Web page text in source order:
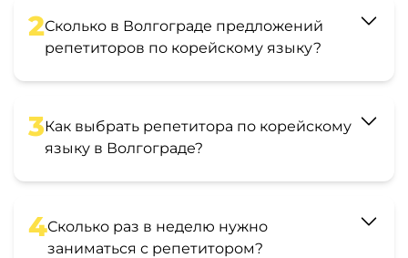
2Сколько в Волгограде предложений
репетиторов по корейскому языку?
3Как выбрать репетитора по корейскому
языку в Волгограде?
4Сколько раз в неделю нужно
заниматься с репетитором?